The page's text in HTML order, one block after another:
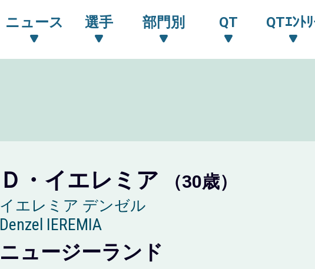
ニュース 選手 部門別 QT QTｴﾝﾄ
Ｄ・イエレミア （30歳）
イエレミア デンゼル
Denzel IEREMIA
ニュージーランド